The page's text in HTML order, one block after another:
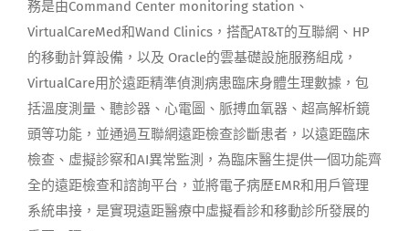
務是由Command Center monitoring station、
VirtualCareMed和Wand Clinics，搭配AT&T的互聯網、HP
的移動計算設備，以及 Oracle的雲基礎設施服務組成，
VirtualCare用於遠距精準偵測病患臨床身體生理數據，包
括溫度測量、聽診器、心電圖、脈搏血氧器、超高解析鏡
頭等功能，並通過互聯網遠距檢查診斷患者，以遠距臨床
檢查、虛擬診察和AI異常監測，為臨床醫生提供一個功能齊
全的遠距檢查和諮詢平台，並將電子病歷EMR和用戶管理
系統串接，是實現遠距醫療中虛擬看診和移動診所發展的